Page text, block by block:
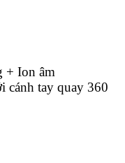
+ Ion âm
cánh tay quay 360